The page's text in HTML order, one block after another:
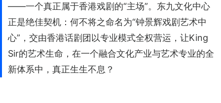
——一个真正属于香港戏剧的“主场”。东九文化中心
正是绝佳契机：何不将之命名为“钟景辉戏剧艺术中
心”，交由香港话剧团以专业模式全权营运，让King
Sir的艺术生命，在一个融合文化产业与艺术专业的全
新体系中，真正生生不息？